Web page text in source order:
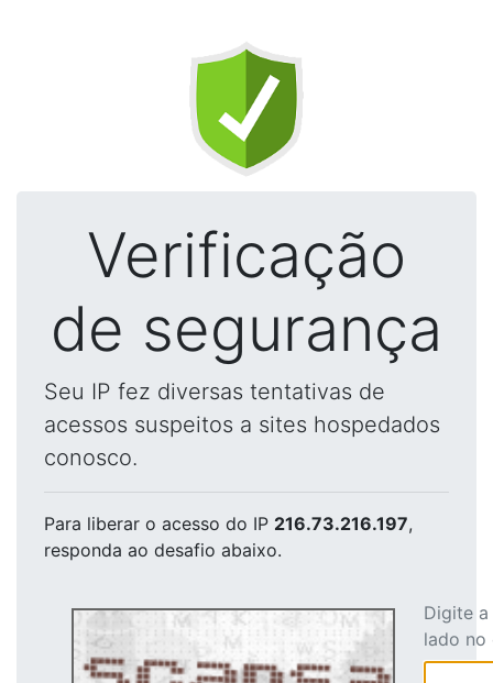
Verificação
de segurança
Seu IP fez diversas tentativas de
acessos suspeitos a sites hospedados
conosco.
Para liberar o acesso do IP 216.73.216.197,
responda ao desafio abaixo.
Digite
lado no